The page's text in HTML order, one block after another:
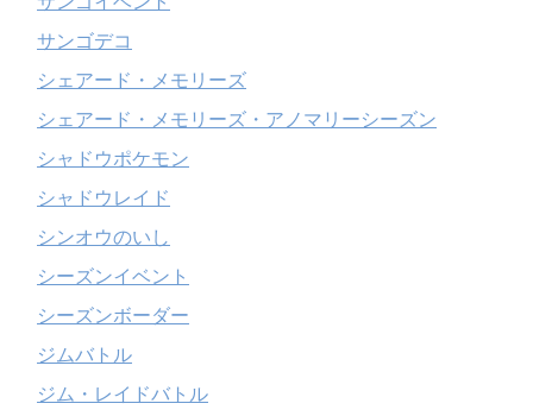
サンゴデコ
シェアード・メモリーズ
シェアード・メモリーズ・アノマリーシーズン
シャドウポケモン
シャドウレイド
シンオウのいし
シーズンイベント
シーズンボーダー
ジムバトル
ジム・レイドバトル